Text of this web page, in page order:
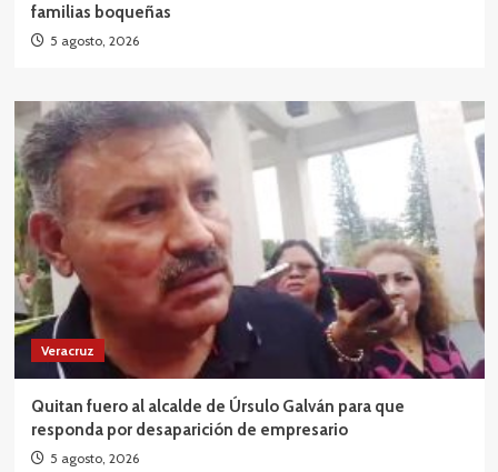
familias boqueñas
5 agosto, 2026
Veracruz
Quitan fuero al alcalde de Úrsulo Galván para que
responda por desaparición de empresario
5 agosto, 2026